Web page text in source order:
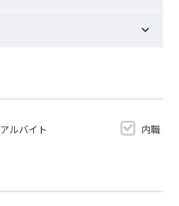
ルバイト 内職